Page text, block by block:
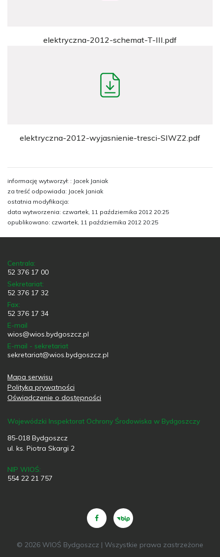
elektryczna-2012-schemat-T-III.pdf
elektryczna-2012-wyjasnienie-tresci-SIWZ2.pdf
informację wytworzył: : Jacek Janiak
za treść odpowiada: Jacek Janiak
ostatnia modyfikacja:
data wytworzenia: czwartek, 11 października 2012 20:25
opublikowano: czwartek, 11 października 2012 20:25
Centrala:
52 376 17 00
Sekretariat:
52 376 17 32
Fax:
52 376 17 34
E-mail
wios@wios.bydgoszcz.pl
E-mail - sekretariat
sekretariat@wios.bydgoszcz.pl
Mapa serwisu
Polityka prywatności
Oświadczenie o dostępności
Wojewódzki Inspektorat Ochrony Środowiska w Bydgoszczy
85-018 Bydgoszcz
ul. ks. Piotra Skargi 2
NIP WIOŚ:
554 22 21 757
© 2026 WIOŚ Bydgoszcz | Wszystkie prawa zastrzeżone